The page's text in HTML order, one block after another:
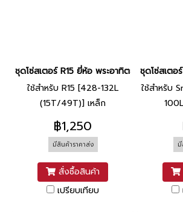
ชุดโซ่สเตอร์ R15 ยี่ห้อ พระอาทิตย์
ใช้สำหรับ R15 [428-132L
(15T/49T)] เหล็ก
฿1,250
มีสินค้าราคาส่ง
สั่งซื้อสินค้า
เปรียบเทียบ
ชุดโซ่สเตอ
ใช้สำหรับ